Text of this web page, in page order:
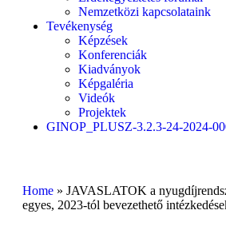
Nemzetközi kapcsolataink
Tevékenység
Képzések
Konferenciák
Kiadványok
Képgaléria
Videók
Projektek
GINOP_PLUSZ-3.2.3-24-2024-
Home » JAVASLATOK a
egyes, 2023-tól bevezethető